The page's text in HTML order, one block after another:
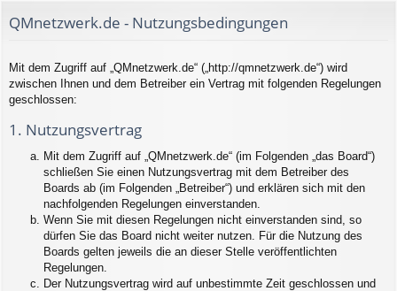
QMnetzwerk.de - Nutzungsbedingungen
Mit dem Zugriff auf „QMnetzwerk.de“ („http://qmnetzwerk.de“) wird
zwischen Ihnen und dem Betreiber ein Vertrag mit folgenden Regelungen
geschlossen:
1. Nutzungsvertrag
Mit dem Zugriff auf „QMnetzwerk.de“ (im Folgenden „das Board“)
schließen Sie einen Nutzungsvertrag mit dem Betreiber des
Boards ab (im Folgenden „Betreiber“) und erklären sich mit den
nachfolgenden Regelungen einverstanden.
Wenn Sie mit diesen Regelungen nicht einverstanden sind, so
dürfen Sie das Board nicht weiter nutzen. Für die Nutzung des
Boards gelten jeweils die an dieser Stelle veröffentlichten
Regelungen.
Der Nutzungsvertrag wird auf unbestimmte Zeit geschlossen und